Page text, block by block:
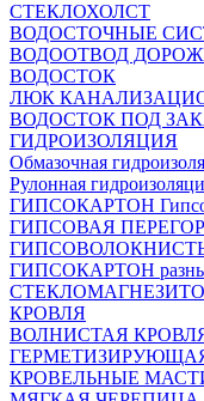
СТЕКЛОХОЛСТ
ВОДОСТОЧНЫЕ
ВОДООТВОД
ВОДОСТОК
ЛЮК
ВОДОСТОК ПОД
ГИДРОИЗОЛЯЦИЯ
Обмазочная
Рулонная
ГИПСОКАРТОН
ГИПСОВАЯ
ГИПСОКАРТОН
КРОВЛЯ
ВОЛНИСТАЯ КРОВЛЯ
ГЕРМЕТИЗИРУЮЩАЯ
КРОВЕЛЬНЫЕ